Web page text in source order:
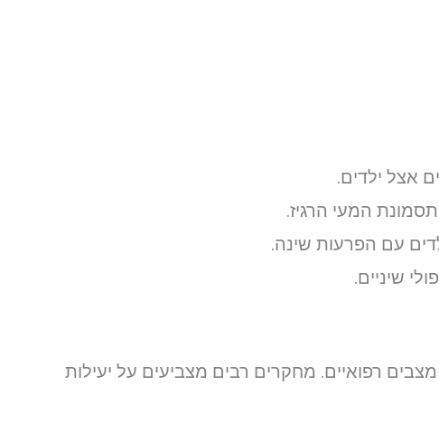
אצל ילדים.
מצבים רפואיים. מחקרים רבים מצביעים על יעילות